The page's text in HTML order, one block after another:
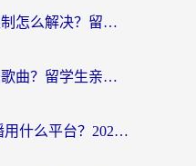
手机海外地区看视频限制怎么解决？留学生亲测有效的回国加速器指南
国外如何听网易云音乐歌曲？留学生亲测有效的回国加速方案
海外如何看CCTV5直播用什么平台？2026最新指南：看欧洲杯、中超、奥运不再卡